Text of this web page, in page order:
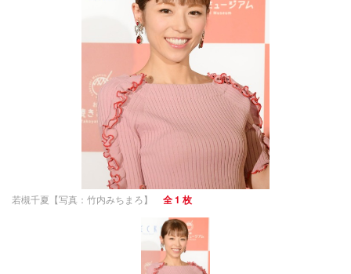
若槻千夏【写真：竹内みちまろ】 全 1 枚